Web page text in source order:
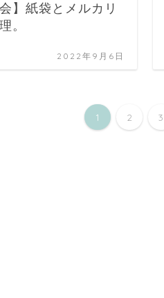
】紙袋とメルカリ
。
2022年9月6日
1 2 3